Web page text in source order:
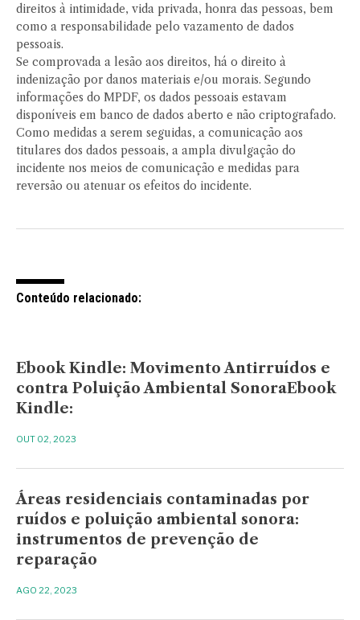
direitos à intimidade, vida privada, honra das pessoas, bem
como a responsabilidade pelo vazamento de dados
pessoais.
Se comprovada a lesão aos direitos, há o direito à
indenização por danos materiais e/ou morais. Segundo
informações do MPDF, os dados pessoais estavam
disponíveis em banco de dados aberto e não criptografado.
Como medidas a serem seguidas, a comunicação aos
titulares dos dados pessoais, a ampla divulgação do
incidente nos meios de comunicação e medidas para
reversão ou atenuar os efeitos do incidente.
Conteúdo relacionado:
Ebook Kindle: Movimento Antirruídos e
contra Poluição Ambiental SonoraEbook
Kindle:
OUT 02, 2023
Áreas residenciais contaminadas por
ruídos e poluição ambiental sonora:
instrumentos de prevenção de
reparação
AGO 22, 2023